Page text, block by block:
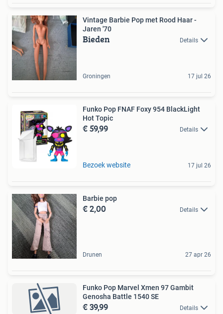
Vintage Barbie Pop met Rood Haar -
Jaren '70
Bieden Details
Groningen 17 jul 26
Funko Pop FNAF Foxy 954 BlackLight
Hot Topic
€ 59,99 Details
Bezoek website 17 jul 26
Barbie pop
€ 2,00 Details
Drunen 27 apr 26
Funko Pop Marvel Xmen 97 Gambit
Genosha Battle 1540 SE
€ 39,99 Details